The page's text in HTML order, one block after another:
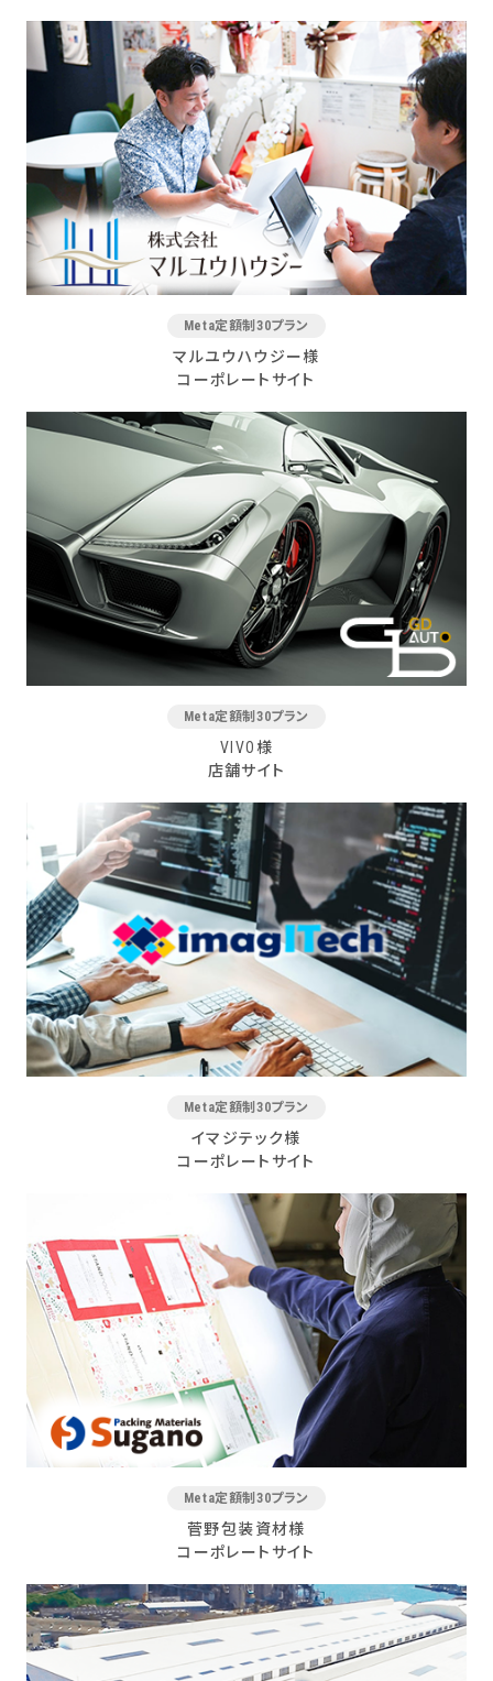
Meta定額制30プラン
マルユウハウジー様
コーポレートサイト
Meta定額制30プラン
VIVO様
店舗サイト
Meta定額制30プラン
イマジテック様
コーポレートサイト
Meta定額制30プラン
菅野包装資材様
コーポレートサイト